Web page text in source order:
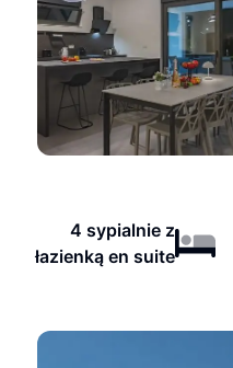
4 sypialnie z
łazienką en suite